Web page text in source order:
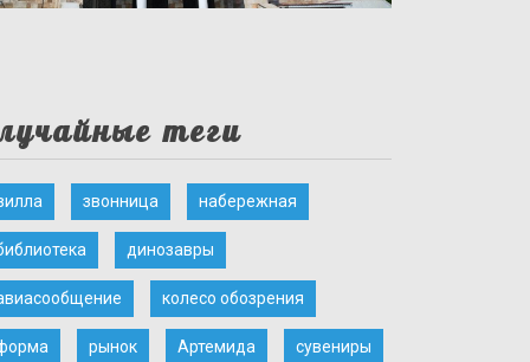
теги
звонница набережная
динозавры
колесо обозрения
рынок Артемида сувениры